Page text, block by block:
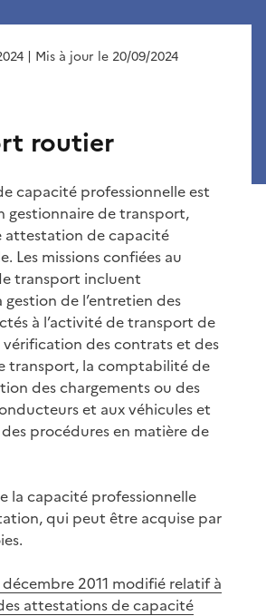
| Mis à jour le 20/09/2024
routier
capacité professionnelle est
gestionnaire de transport,
attestation de capacité
Les missions confiées au
transport incluent
de l’entretien des
à l’activité de transport de
vérification des contrats et des
transport, la comptabilité de
des chargements ou des
et aux véhicules et
procédures en matière de
la capacité professionnelle
qui peut être acquise par
2011 modifié relatif à
attestations de capacité